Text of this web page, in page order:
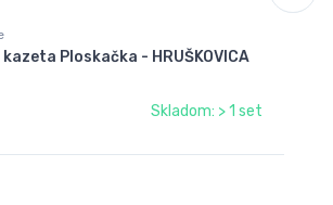
Ploskačka - HRUŠKOVICA
Skladom: > 1 set